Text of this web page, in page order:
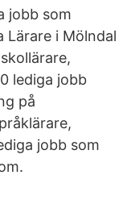
jobb som
Lärare i Mölndal
lediga jobb
på
jobb som